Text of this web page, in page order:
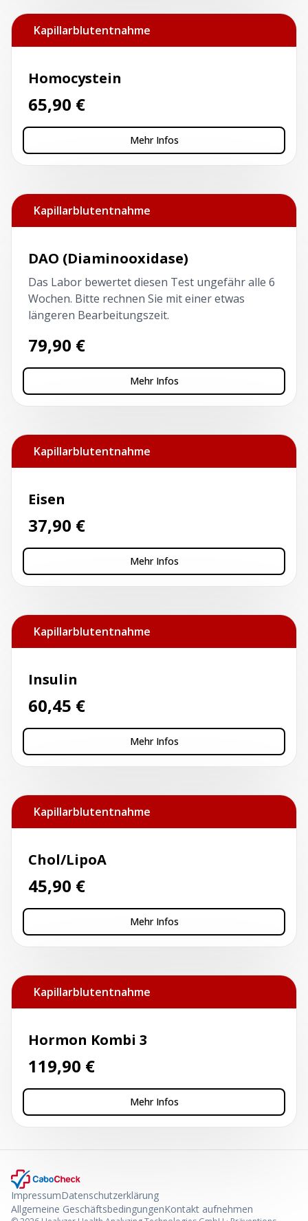
Kapillarblutentnahme
Homocystein
65,90 €
Mehr Infos
Kapillarblutentnahme
DAO (Diaminooxidase)
Das Labor bewertet diesen Test ungefähr alle 6
Wochen. Bitte rechnen Sie mit einer etwas
längeren Bearbeitungszeit.
79,90 €
Mehr Infos
Kapillarblutentnahme
Eisen
37,90 €
Mehr Infos
Kapillarblutentnahme
Insulin
60,45 €
Mehr Infos
Kapillarblutentnahme
Chol/LipoA
45,90 €
Mehr Infos
Kapillarblutentnahme
Hormon Kombi 3
119,90 €
Mehr Infos
ImpressumDatenschutzerklärung
Allgemeine GeschäftsbedingungenKontakt aufnehmen